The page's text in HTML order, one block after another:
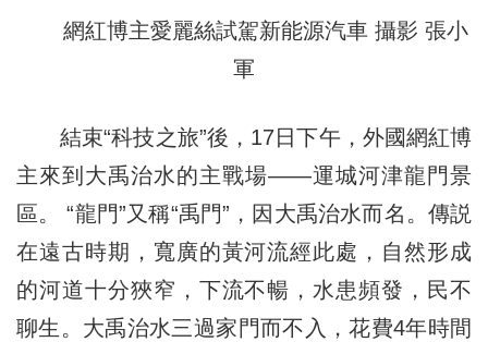
網紅博主愛麗絲試駕新能源汽車 攝影 張小
軍
結束“科技之旅”後，17日下午，外國網紅博
主來到大禹治水的主戰場——運城河津龍門景
區。 “龍門”又稱“禹門”，因大禹治水而名。傳説
在遠古時期，寬廣的黃河流經此處，自然形成
的河道十分狹窄，下流不暢，水患頻發，民不
聊生。大禹治水三過家門而不入，花費4年時間